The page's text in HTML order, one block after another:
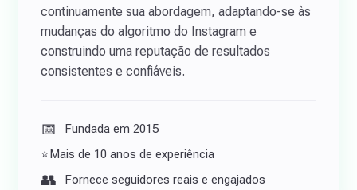
continuamente sua abordagem, adaptando-se às
mudanças do algoritmo do Instagram e
construindo uma reputação de resultados
consistentes e confiáveis.
📅
Fundada em 2015
⭐Mais de 10 anos de experiência
👥 Fornece seguidores reais e engajados